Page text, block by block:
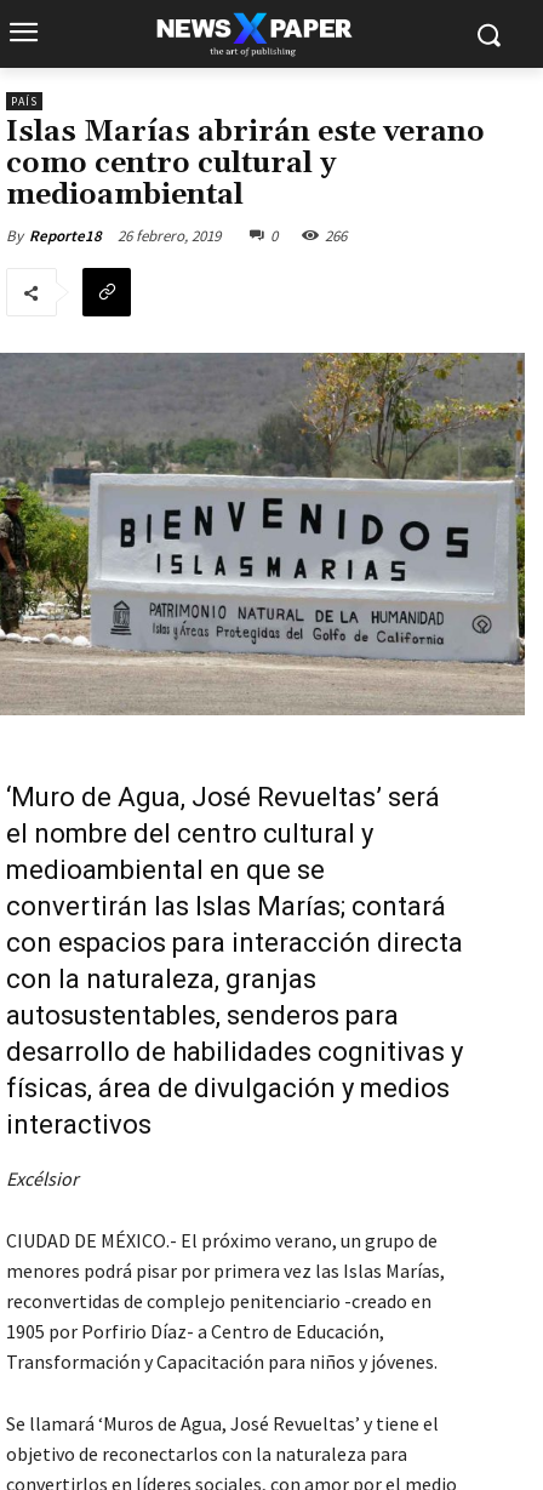
PAÍS
Islas Marías abrirán este verano
como centro cultural y
medioambiental
By Reporte18 26 febrero, 2019 0 266
‘Muro de Agua, José Revueltas’ será
el nombre del centro cultural y
medioambiental en que se
convertirán las Islas Marías; contará
con espacios para interacción directa
con la naturaleza, granjas
autosustentables, senderos para
desarrollo de habilidades cognitivas y
físicas, área de divulgación y medios
interactivos
Excélsior
CIUDAD DE MÉXICO.- El próximo verano, un grupo de
menores podrá pisar por primera vez las Islas Marías,
reconvertidas de complejo penitenciario -creado en
1905 por Porfirio Díaz- a Centro de Educación,
Transformación y Capacitación para niños y jóvenes.
Se llamará ‘Muros de Agua, José Revueltas’ y tiene el
objetivo de reconectarlos con la naturaleza para
convertirlos en líderes sociales, con amor por el medio